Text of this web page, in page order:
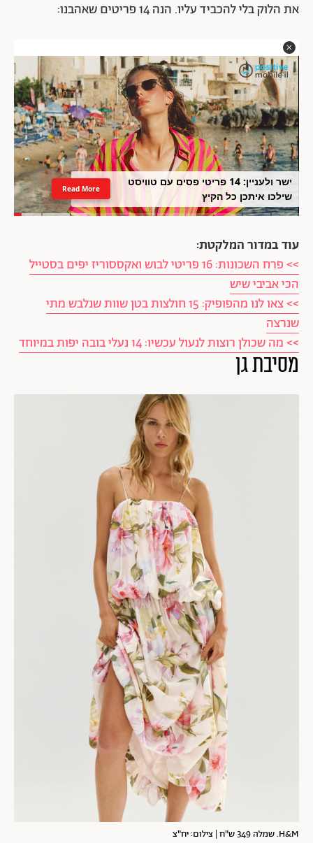
את הלוק בלי להכביד עליו. הנה 14 פריטים שאהבנו:
ישר ולעניין: 14 פריטי פסים עם טוויסט
שילכו איתכן כל הקיץ
Read More
עוד במדור המלקטת:
>> פרח השכונות: 16 פריטי לבוש ואקססוריז יפים בסטייל
הכי אביבי שיש
>> צאו לנו מהפופיק: 15 חולצות בטן שוות שנלבש מתי
שנרצה
>> מה שכולן רוצות לנעול עכשיו: 14 נעלי בובה יפות במיוחד
מסיבת גן
H&M. שמלה 349 ש"ח | צילום: יח"צ